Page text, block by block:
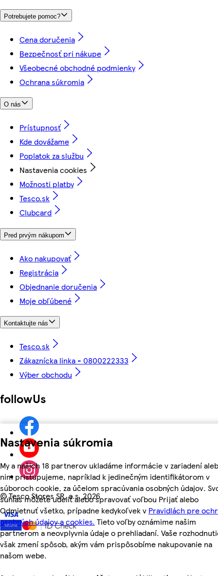
Nastavenia súkromia
My a našich 18 partnerov ukladáme informácie v zariadení
nim pristupujeme, napríklad k jedinečným identifikátorom v
súboroch cookie, za účelom spracúvania osobných údajov.
súhlas môžete udeliť alebo spravovať voľbou Prijať alebo
Odmietnuť všetko, prípadne kedykoľvek v Pravidlách pre
osobných údajov a cookies. Tieto voľby oznámime našim
partnerom a neovplyvnia údaje o prehliadaní. Vaše
však zmení spôsob, akým vám prispôsobíme nakupovanie na
našom webe.
Potrebujete pomoc?
Cena doručenia
Bezpečnosť pri nákupe
Všeobecné obchodné podmienky
Ochrana súkromia
O nás
Prístupnosť
Kde dovážame
Poplatok za službu
Nastavenia cookies
Možnosti platby
Tesco.sk
Clubcard
Pred prvým nákupom
Ako nakupovať
Registrácia
Objednanie doručenia
Moje obľúbené
Kontaktujte nás
Tesco.sk
Zákaznícka linka - 0800222333
Výber obchodu
followUs
©Tesco Stores SR, a.s. 2026